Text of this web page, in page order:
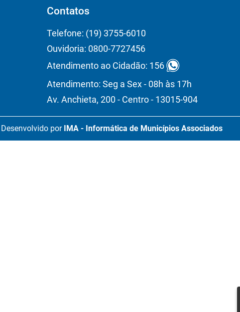
Contatos
Telefone: (19) 3755-6010
Ouvidoria: 0800-7727456
Atendimento ao Cidadão: 156
Atendimento: Seg a Sex - 08h às 17h
Av. Anchieta, 200 - Centro - 13015-904
Desenvolvido por IMA - Informática de Municípios Associados